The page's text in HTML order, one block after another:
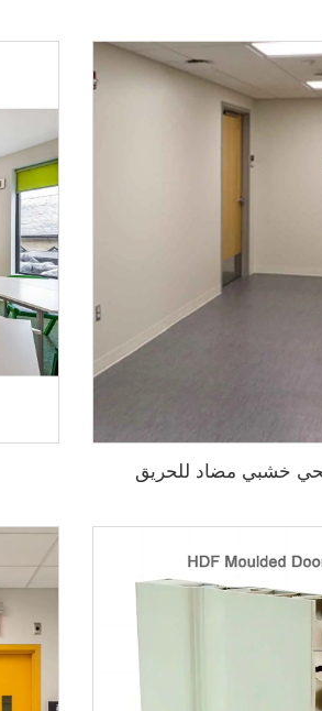
خشبي مضاد للحريق